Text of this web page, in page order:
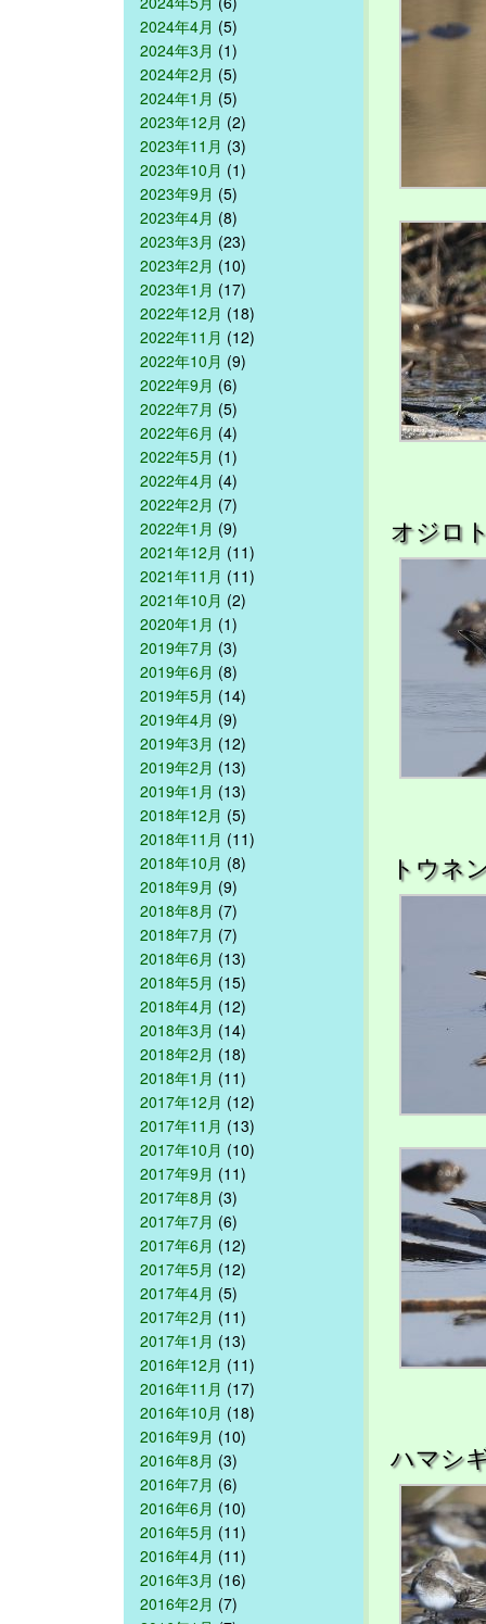
2024年4月 (5)
2024年3月 (1)
2024年2月 (5)
2024年1月 (5)
2023年12月 (2)
2023年11月 (3)
2023年10月 (1)
2023年9月 (5)
2023年4月 (8)
2023年3月 (23)
2023年2月 (10)
2023年1月 (17)
2022年12月 (18)
2022年11月 (12)
2022年10月 (9)
2022年9月 (6)
2022年7月 (5)
2022年6月 (4)
2022年5月 (1)
2022年4月 (4)
2022年2月 (7)
2022年1月 (9)
2021年12月 (11)
2021年11月 (11)
2021年10月 (2)
2020年1月 (1)
2019年7月 (3)
2019年6月 (8)
2019年5月 (14)
2019年4月 (9)
2019年3月 (12)
2019年2月 (13)
2019年1月 (13)
2018年12月 (5)
2018年11月 (11)
2018年10月 (8)
2018年9月 (9)
2018年8月 (7)
2018年7月 (7)
2018年6月 (13)
2018年5月 (15)
2018年4月 (12)
2018年3月 (14)
2018年2月 (18)
2018年1月 (11)
2017年12月 (12)
2017年11月 (13)
2017年10月 (10)
2017年9月 (11)
2017年8月 (3)
2017年7月 (6)
2017年6月 (12)
2017年5月 (12)
2017年4月 (5)
2017年2月 (11)
2017年1月 (13)
2016年12月 (11)
2016年11月 (17)
2016年10月 (18)
2016年9月 (10)
2016年8月 (3)
2016年7月 (6)
2016年6月 (10)
2016年5月 (11)
2016年4月 (11)
2016年3月 (16)
2016年2月 (7)
オジロ
トウネ
ハマシ